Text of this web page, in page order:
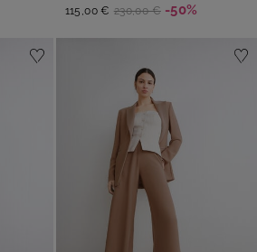
115,00 € 230,00 € -50%